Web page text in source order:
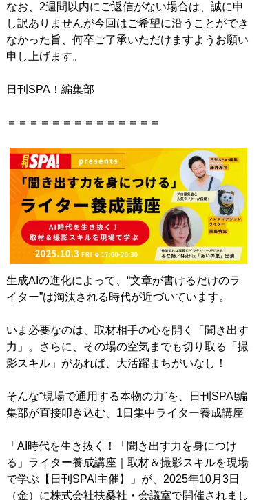
なお、2週間以内にご返信がない場合は、誠に申
し訳ありませんが今回はご希望に沿うことができ
なかった旨、何卒ご了承いただけますようお願い
申し上げます。
日刊SPA！編集部
＝＝＝＝＝＝＝＝＝＝＝＝＝＝
生成AIの進化によって、“文章が書けるだけのラ
イター”は淘汰される時代が近づいています。
いま必要なのは、取材相手の心を開く「聞き出す
力」。さらに、その場の空気までも切り取る「撮
影スキル」があれば、大活躍まちがいなし！
そんな“現場で通用する本物の力”を、日刊SPA!編
集部が直接叩き込む、1日集中ライター養成講座
「AI時代を生き抜く！「聞き出す力を身につけ
る」ライター養成講座｜取材＆撮影スキルを現場
で学ぶ【日刊SPA!主催】」が、2025年10月3日
（金）に株式会社扶桑社・会議室で開催されまし